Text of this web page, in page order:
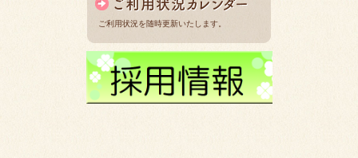
ご利用状況を随時更新いたします。